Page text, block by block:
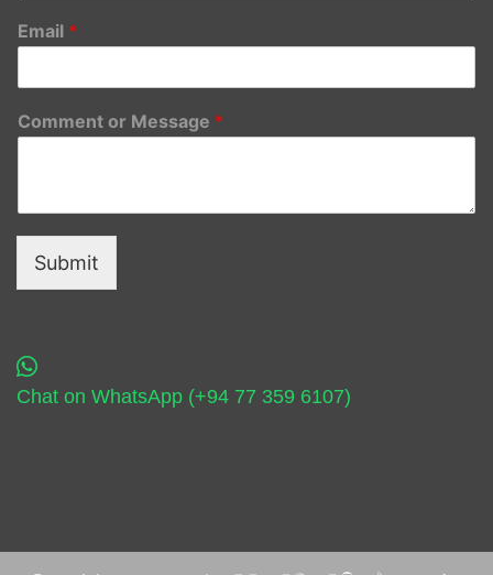
Email *
Comment or Message *
Submit
Chat on WhatsApp (+94 77 359 6107)